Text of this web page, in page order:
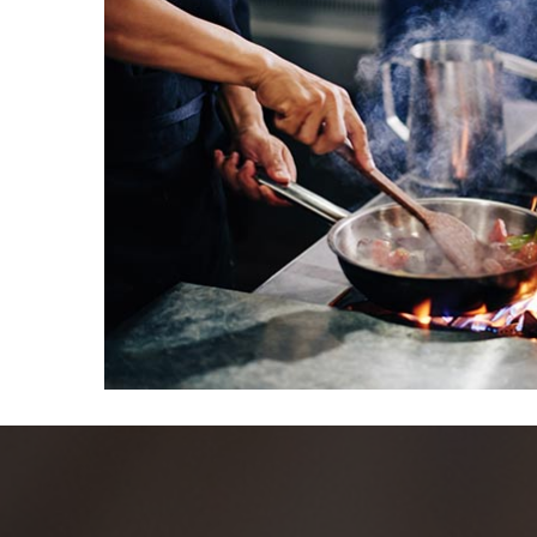
CHEF
Saiba mais